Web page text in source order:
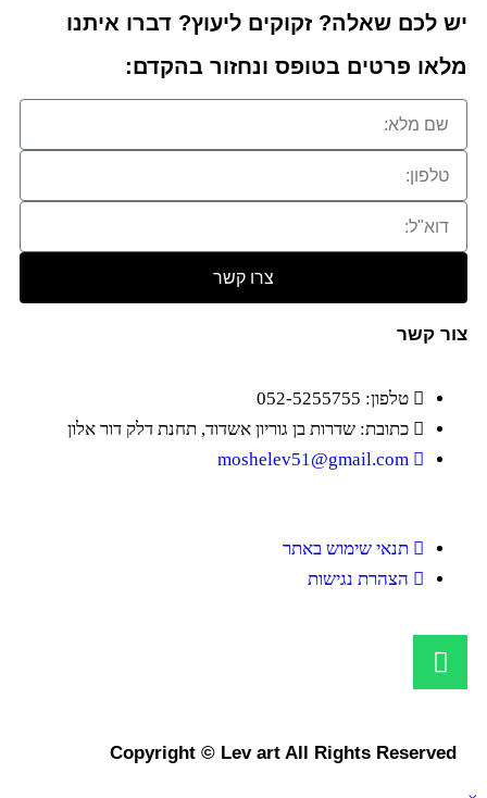
יש לכם שאלה? זקוקים ליעוץ? דברו איתנו
מלאו פרטים בטופס ונחזור בהקדם:
צרו קשר
צור קשר
טלפון: 052-5255755
כתובת: שדרות בן גוריון אשדוד, תחנת דלק דור אלון
moshelev51@gmail.com
תנאי שימוש באתר
הצהרת נגישות
Copyright © Lev art All Rights Reserved